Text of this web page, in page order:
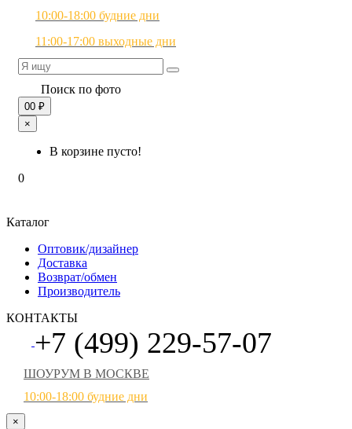
10:00-18:00 будние дни
11:00-17:00 выходные дни
Поиск по фото
00 ₽
×
В корзине пусто!
0
Каталог
Оптовик/дизайнер
Доставка
Возврат/обмен
Производитель
КОНТАКТЫ
+7 (499) 229-57-07
ШОУРУМ В МОСКВЕ
10:00-18:00 будние дни
×